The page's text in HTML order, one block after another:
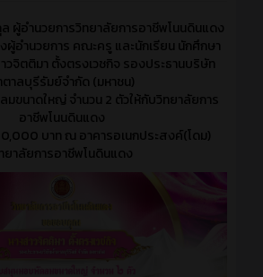
ผู้อำนวยการวิทยาลัยการอาชีพโนนดินแดง
อำนวยการ คณะครู และนักเรียน นักศึกษา
จิตติมา ตั้งตรงเวชกิจ รองประธานบริษัท
ตาลบุรีรัมย์จำกัด (มหาชน)
ขนาดใหญ่ จำนวน 2 ตัวให้กับวิทยาลัยการ
อาชีพโนนดินแดง
บาท ณ อาคารอเนกประสงค์(โดม)
ยาลัยการอาชีพโนดินแดง